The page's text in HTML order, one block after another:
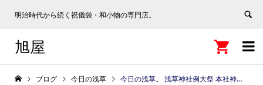
明治時代から続く祝儀袋・和小物の専門店。

旭屋 
ブログ 今日の浅草 今日の浅草。 浅草神社例大祭 本社神輿神霊入れの儀が終わったら雨が降ってきました。 三社祭は必ず一度は雨が降ると言われています。という事は明日からお天気心配ないですね。 https://www.sanjasama.jp/funatogyo_kanbo.html #三社祭